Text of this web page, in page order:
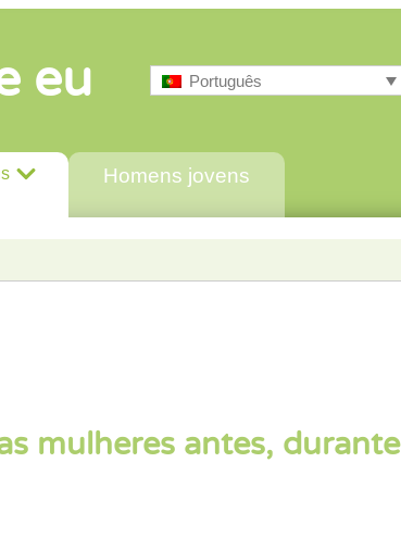
eu Português
Homens jovens
mulheres antes, durante